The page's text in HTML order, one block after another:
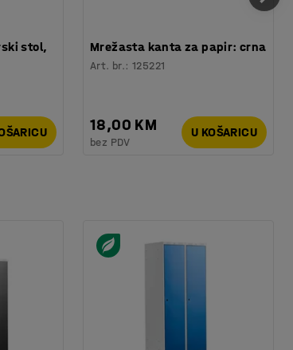
stol,
Mrežasta kanta za papir: crna
Art. br.:125221
18,00 KM
bez PDV
U KOŠARICU